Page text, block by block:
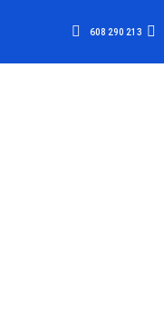
608 290 213